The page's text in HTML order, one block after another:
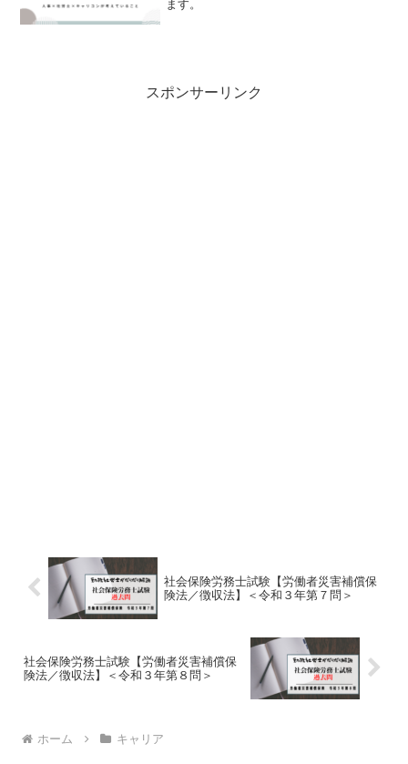
ます。
スポンサーリンク
社会保険労務士試験【労働者災害補償保
険法／徴収法】＜令和３年第７問＞
社会保険労務士試験【労働者災害補償保
険法／徴収法】＜令和３年第８問＞
ホーム キャリア